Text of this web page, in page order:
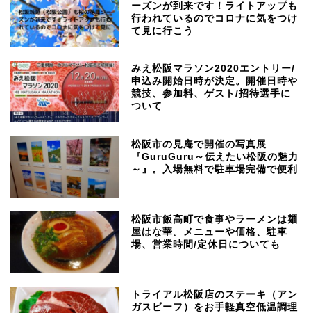
ーズンが到来です！ライトアップも
行われているのでコロナに気をつけ
て見に行こう
みえ松阪マラソン2020エントリー/
申込み開始日時が決定。開催日時や
競技、参加料、ゲスト/招待選手に
ついて
松阪市の見庵で開催の写真展
『GuruGuru～伝えたい松阪の魅力
～』。入場無料で駐車場完備で便利
松阪市飯高町で食事やラーメンは麺
屋はな華。メニューや価格、駐車
場、営業時間/定休日についても
トライアル松阪店のステーキ（アン
ガスビーフ）をお手軽真空低温調理